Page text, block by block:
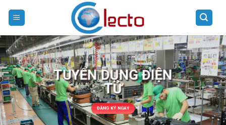
TUYỂN DỤNG ĐIỆN
TỬ
ĐĂNG KÝ NGAY